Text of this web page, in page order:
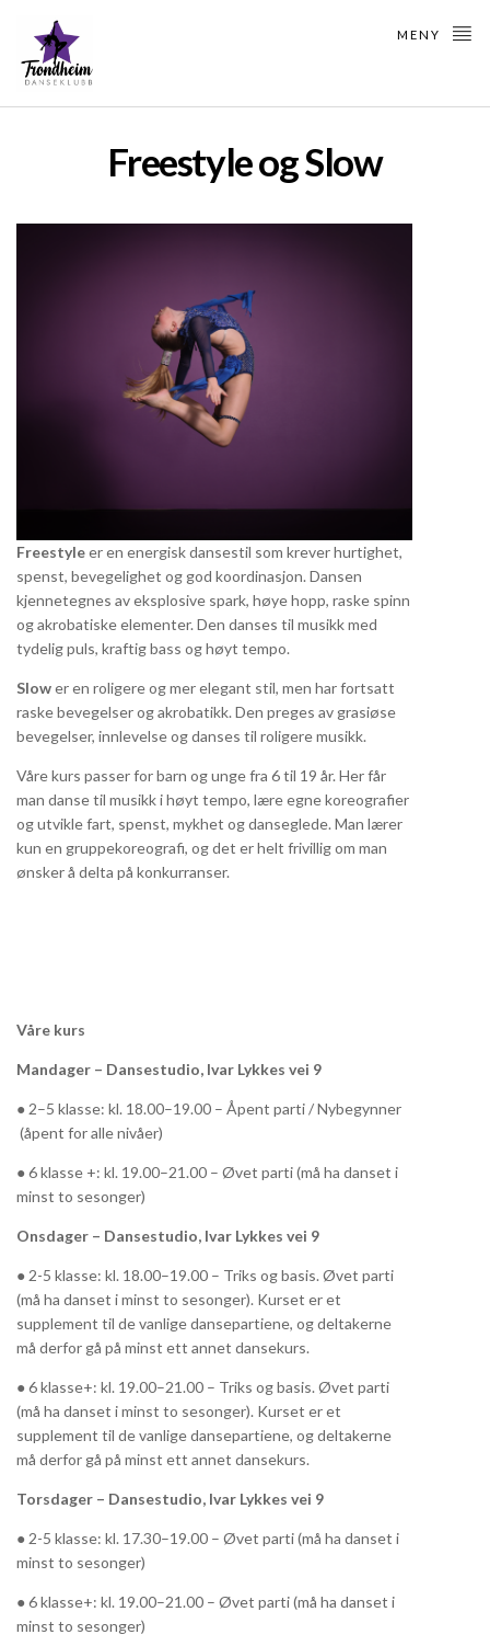
MENY
Freestyle og Slow
Freestyleer en energisk dansestil som krever hurtighet,
spenst, bevegelighet og god koordinasjon. Dansen
kjennetegnes av eksplosive spark, høye hopp, raske spinn
og akrobatiske elementer. Den danses til musikk med
tydelig puls, kraftig bass og høyt tempo.
Slower en roligere og mer elegant stil, men har fortsatt
raske bevegelser og akrobatikk. Den preges av grasiøse
bevegelser, innlevelse og danses til roligere musikk.
Våre kurs passer for barn og unge fra 6 til 19 år. Her får
man danse til musikk i høyt tempo, lære egne koreografier
og utvikle fart, spenst, mykhet og danseglede. Man lærer
kun en gruppekoreografi, og det er helt frivillig om man
ønsker å delta på konkurranser.
Våre kurs
Mandager – Dansestudio, Ivar Lykkes vei 9
● 2–5 klasse: kl. 18.00–19.00 – Åpent parti / Nybegynner
(åpent for alle nivåer)
● 6 klasse +: kl. 19.00–21.00 – Øvet parti (må ha danset i
minst to sesonger)
Onsdager – Dansestudio, Ivar Lykkes vei 9
● 2-5 klasse: kl. 18.00–19.00 – Triks og basis. Øvet parti
(må ha danset i minst to sesonger). Kurset er et
supplement til de vanlige dansepartiene, og deltakerne
må derfor gå på minst ett annet dansekurs.
● 6 klasse+: kl. 19.00–21.00 – Triks og basis. Øvet parti
(må ha danset i minst to sesonger). Kurset er et
supplement til de vanlige dansepartiene, og deltakerne
må derfor gå på minst ett annet dansekurs.
Torsdager – Dansestudio, Ivar Lykkes vei 9
● 2-5 klasse: kl. 17.30–19.00 – Øvet parti (må ha danset i
minst to sesonger)
● 6 klasse+: kl. 19.00–21.00 – Øvet parti (må ha danset i
minst to sesonger)